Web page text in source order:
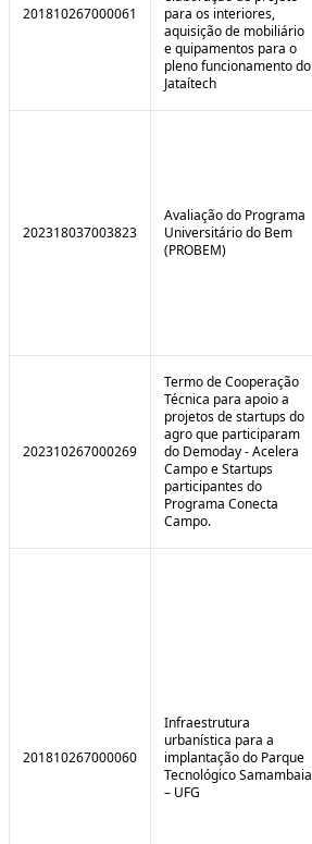
201810267000061
para os interiores,
aquisição de mobiliário
e quipamentos para o
pleno funcionamento do
Jataítech
202318037003823
Avaliação do Programa
Universitário do Bem
(PROBEM)
202310267000269
Termo de Cooperação
Técnica para apoio a
projetos de startups do
agro que participaram
do Demoday - Acelera
Campo e Startups
participantes do
Programa Conecta
Campo.
201810267000060
Infraestrutura
urbanística para a
implantação do Parque
Tecnológico Samambaia
– UFG